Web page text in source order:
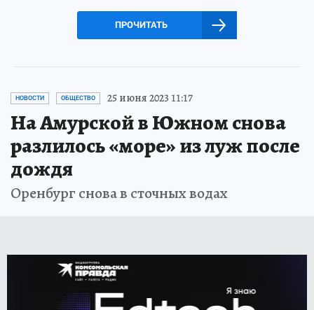
ПРОЧИТАТЬ
НОВОСТИ ОБЩЕСТВО 25 июня 2023 11:17
На Амурской в Южном снова
разлилось «море» из луж после
дождя
Оренбург снова в сточных водах